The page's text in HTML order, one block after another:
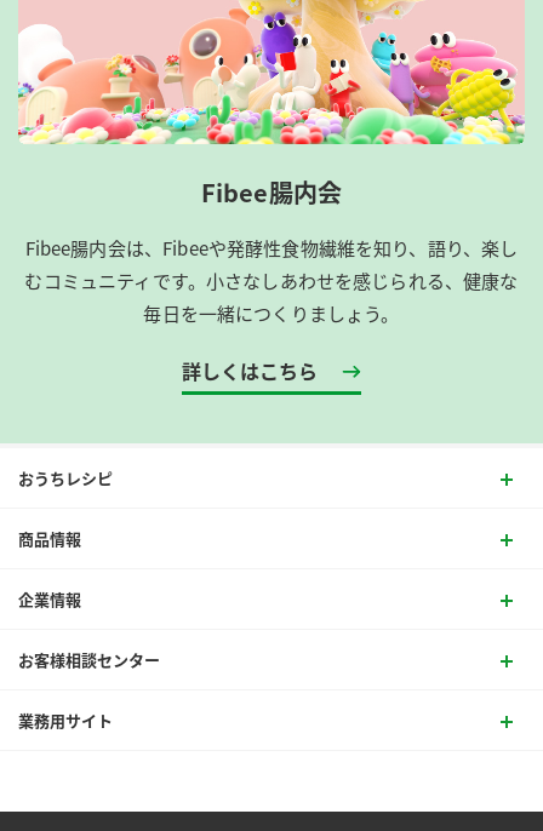
Fibee腸内会
Fibee腸内会は、​Fibeeや発酵性食物繊維を知り、語り、楽し
むコミュニティです。​小さなしあわせを感じられる、健康な
毎日を一緒につくりましょう。
詳しくはこちら
おうちレシピ
商品情報
企業情報
お客様相談センター
業務用サイト